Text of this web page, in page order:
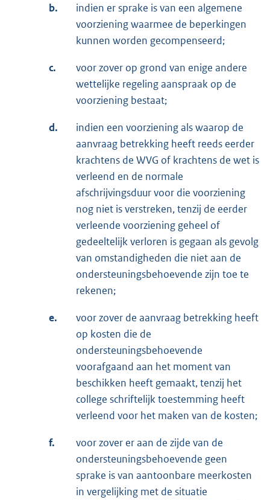
b.
indien er sprake is van een algemene
voorziening waarmee de beperkingen
kunnen worden gecompenseerd;
c.
voor zover op grond van enige andere
wettelijke regeling aanspraak op de
voorziening bestaat;
d.
indien een voorziening als waarop de
aanvraag betrekking heeft reeds eerder
krachtens de WVG of krachtens de wet is
verleend en de normale
afschrijvingsduur voor die voorziening
nog niet is verstreken, tenzij de eerder
verleende voorziening geheel of
gedeeltelijk verloren is gegaan als gevolg
van omstandigheden die niet aan de
ondersteuningsbehoevende zijn toe te
rekenen;
e.
voor zover de aanvraag betrekking heeft
op kosten die de
ondersteuningsbehoevende
voorafgaand aan het moment van
beschikken heeft gemaakt, tenzij het
college schriftelijk toestemming heeft
verleend voor het maken van de kosten;
f.
voor zover er aan de zijde van de
ondersteuningsbehoevende geen
sprake is van aantoonbare meerkosten
in vergelijking met de situatie